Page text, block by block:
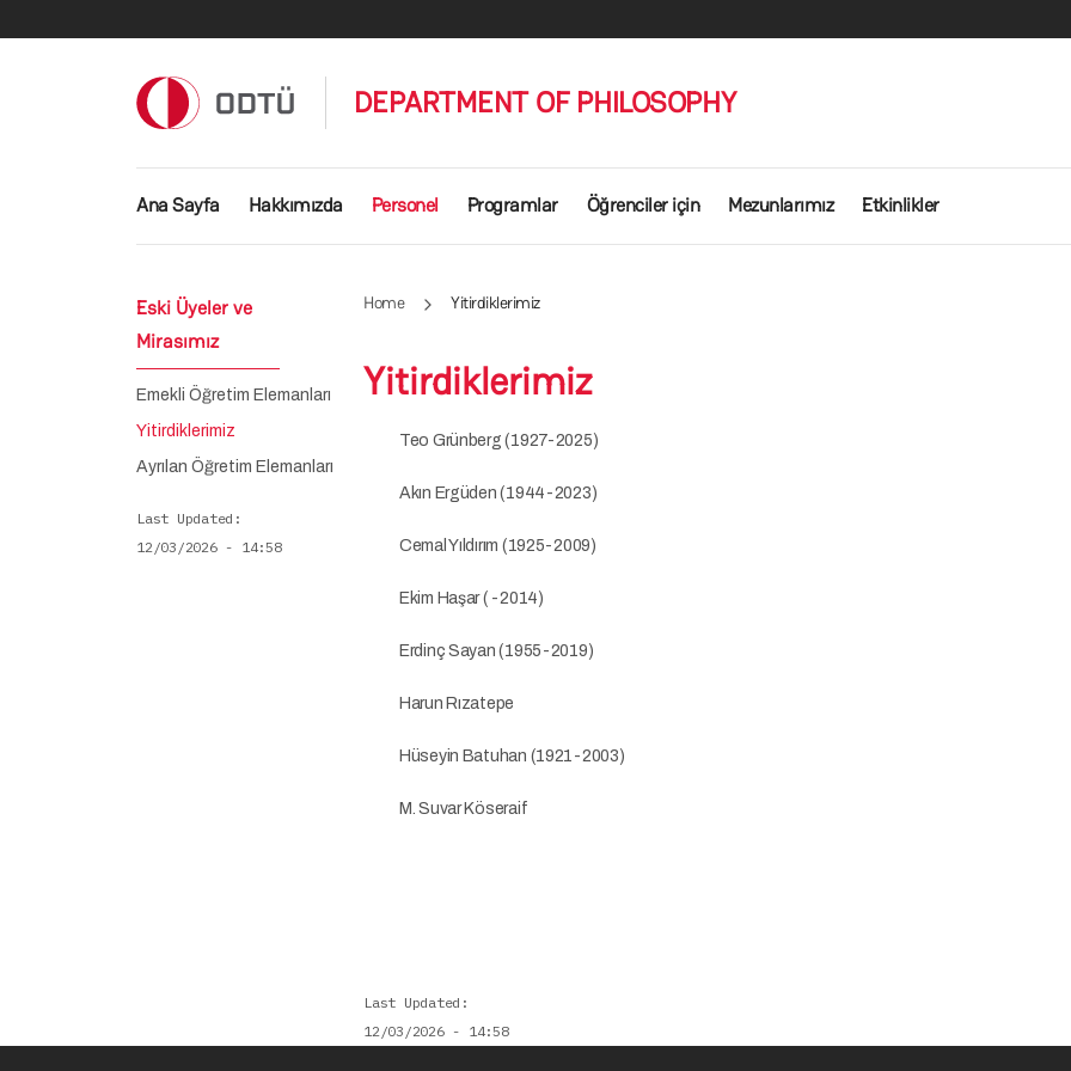
DEPARTMENT OF PHILOSOPHY
Main navigation
Ana Sayfa Hakkımızda Personel Programlar Öğrenciler için Mezunlarımız Etkinlikler
Home Yitirdiklerimiz
Yitirdiklerimiz
Teo Grünberg (1927-2025)
Akın Ergüden (1944-2023)
Cemal Yıldırım (1925-2009)
Ekim Haşar ( -2014)
Erdinç Sayan (1955-2019)
Harun Rızatepe
Hüseyin Batuhan (1921-2003)
M. Suvar Köseraif
Last Updated
12/03/2026 - 14:58
Eski Üyeler ve
Mirasımız
Emekli Öğretim Elemanları
Yitirdiklerimiz
Ayrılan Öğretim Elemanları
Last Updated
12/03/2026 - 14:58